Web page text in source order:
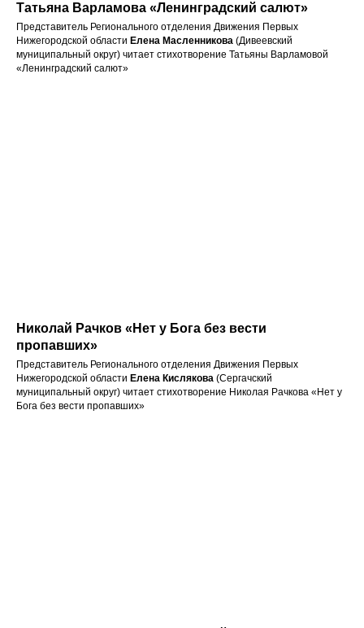
Татьяна Варламова «Ленинградский салют»
Представитель Регионального отделения Движения Первых
Нижегородской области Елена Масленникова (Дивеевский
муниципальный округ) читает стихотворение Татьяны Варламовой
«Ленинградский салют»
Николай Рачков «Нет у Бога без вести
пропавших»
Представитель Регионального отделения Движения Первых
Нижегородской области Елена Кислякова (Сергачский
муниципальный округ) читает стихотворение Николая Рачкова «Нет у
Бога без вести пропавших»